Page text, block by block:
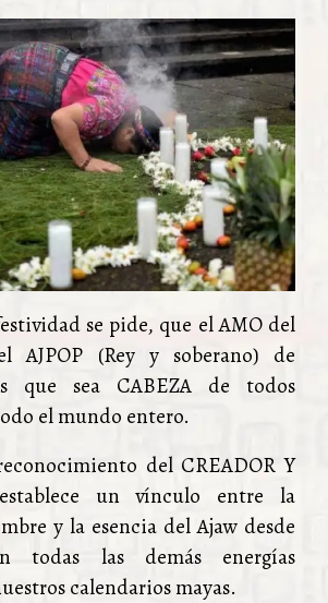
se pide, que el AMO del
AJPOP (Rey y soberano) de
que sea CABEZA de todos
el mundo entero.
del CREADOR Y
establece un vínculo entre la
y la esencia del Ajaw desde
todas las demás energías
calendarios mayas.